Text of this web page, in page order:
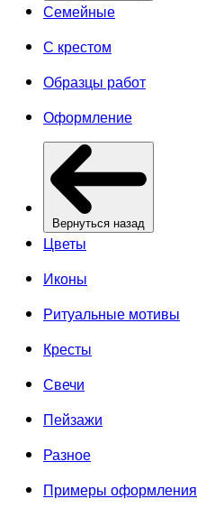
Семейные
С крестом
Образцы работ
Оформление
Вернуться назад
Цветы
Иконы
Ритуальные мотивы
Кресты
Свечи
Пейзажи
Разное
Примеры оформления